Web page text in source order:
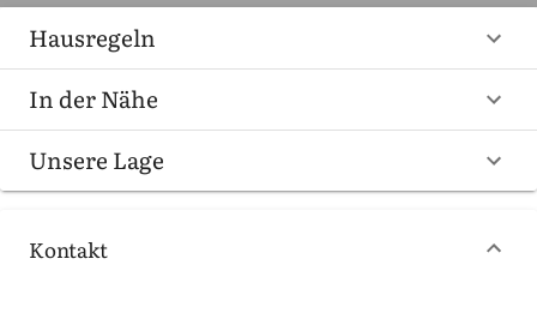
Hausregeln
In der Nähe
Unsere Lage
Kontakt